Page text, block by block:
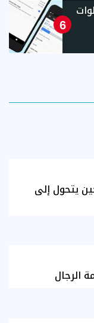
6
إليك 10 خطوات
يتحول إلى
الرجال